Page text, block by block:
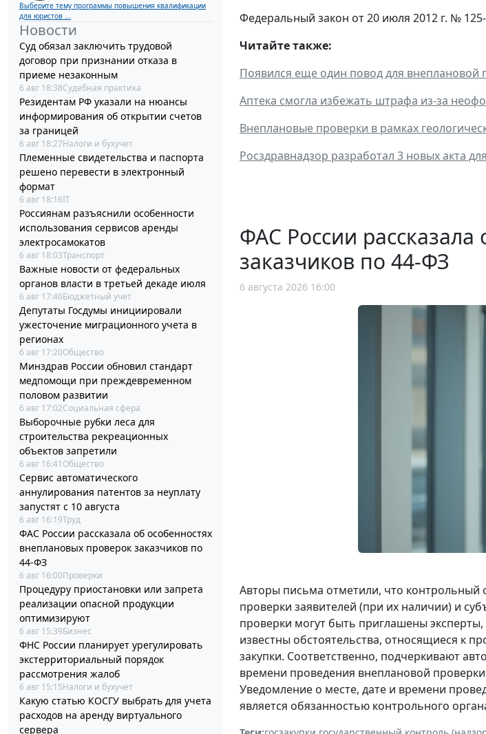
Выберите тему программы повышения квалификации
для юристов ...
Новости
Суд обязал заключить трудовой
договор при признании отказа в
приеме незаконным
6 авг 18:38Судебная практика
Резидентам РФ указали на нюансы
информирования об открытии счетов
за границей
6 авг 18:27Налоги и бухучет
Племенные свидетельства и паспорта
решено перевести в электронный
формат
6 авг 18:16IT
Россиянам разъяснили особенности
использования сервисов аренды
электросамокатов
6 авг 18:03Транспорт
Важные новости от федеральных
органов власти в третьей декаде июля
6 авг 17:46Бюджетный учет
Депутаты Госдумы инициировали
ужесточение миграционного учета в
регионах
6 авг 17:20Общество
Минздрав России обновил стандарт
медпомощи при преждевременном
половом развитии
6 авг 17:02Социальная сфера
Выборочные рубки леса для
строительства рекреационных
объектов запретили
6 авг 16:41 Общество
Сервис автоматического
аннулирования патентов за неуплату
запустят с 10 августа
6 авг 16:19Труд
ФАС России рассказала об особенностях
внеплановых проверок заказчиков по
44-ФЗ
6 авг 16:00Проверки
Процедуру приостановки или запрета
реализации опасной продукции
оптимизируют
6 авг 15:39Бизнес
ФНС России планирует урегулировать
экстерриториальный порядок
рассмотрения жалоб
6 авг 15:15Налоги и бухучет
Какую статью КОСГУ выбрать для учета
расходов на аренду виртуального
сервера
Федеральный закон от 20 июля 2012 г. №
Читайте также:
Появился еще один повод для внеплановой
Аптека смогла избежать штрафа из-за
Внеплановые проверки в рамках
Росздравнадзор разработал 3 новых акта
ФАС России
заказчиков по 44-ФЗ
6 августа 2026 16:00
Авторы письма отметили, что контрольный
проверки заявителей (при их наличии) и
проверки могут быть приглашены
известны обстоятельства, относящиеся к
закупки. Соответственно, подчеркивают
времени проведения внеплановой
Уведомление о месте, дате и времени
является обязанностью контрольного